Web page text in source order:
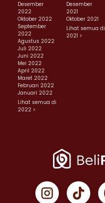
Desember
2022
Oktober 2022
September
2022
Agustus 2022
Juli 2022
Juni 2022
Mei 2022
April 2022
Maret 2022
Februari 2022
Januari 2022
Lihat semua di
2022 >
Desember
2021
Oktober 2021
Lihat semua di
2021 >